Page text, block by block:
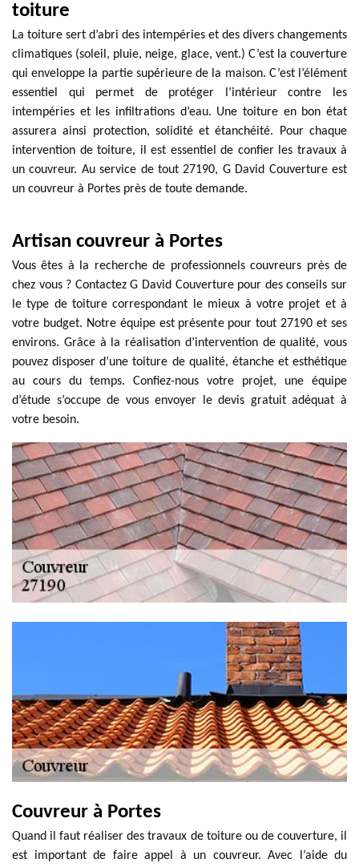
toiture
La toiture sert d’abri des intempéries et des divers changements
climatiques (soleil, pluie, neige, glace, vent.) C’est la couverture
qui enveloppe la partie supérieure de la maison. C’est l’élément
essentiel qui permet de protéger l’intérieur contre les
intempéries et les infiltrations d’eau. Une toiture en bon état
assurera ainsi protection, solidité et étanchéité. Pour chaque
intervention de toiture, il est essentiel de confier les travaux à
un couvreur. Au service de tout 27190, G David Couverture est
un couvreur à Portes près de toute demande.
Artisan couvreur à Portes
Vous êtes à la recherche de professionnels couvreurs près de
chez vous ? Contactez G David Couverture pour des conseils sur
le type de toiture correspondant le mieux à votre projet et à
votre budget. Notre équipe est présente pour tout 27190 et ses
environs. Grâce à la réalisation d’intervention de qualité, vous
pouvez disposer d’une toiture de qualité, étanche et esthétique
au cours du temps. Confiez-nous votre projet, une équipe
d’étude s’occupe de vous envoyer le devis gratuit adéquat à
votre besoin.
Couvreur à Portes
Quand il faut réaliser des travaux de toiture ou de couverture, il
est important de faire appel à un couvreur. Avec l’aide du